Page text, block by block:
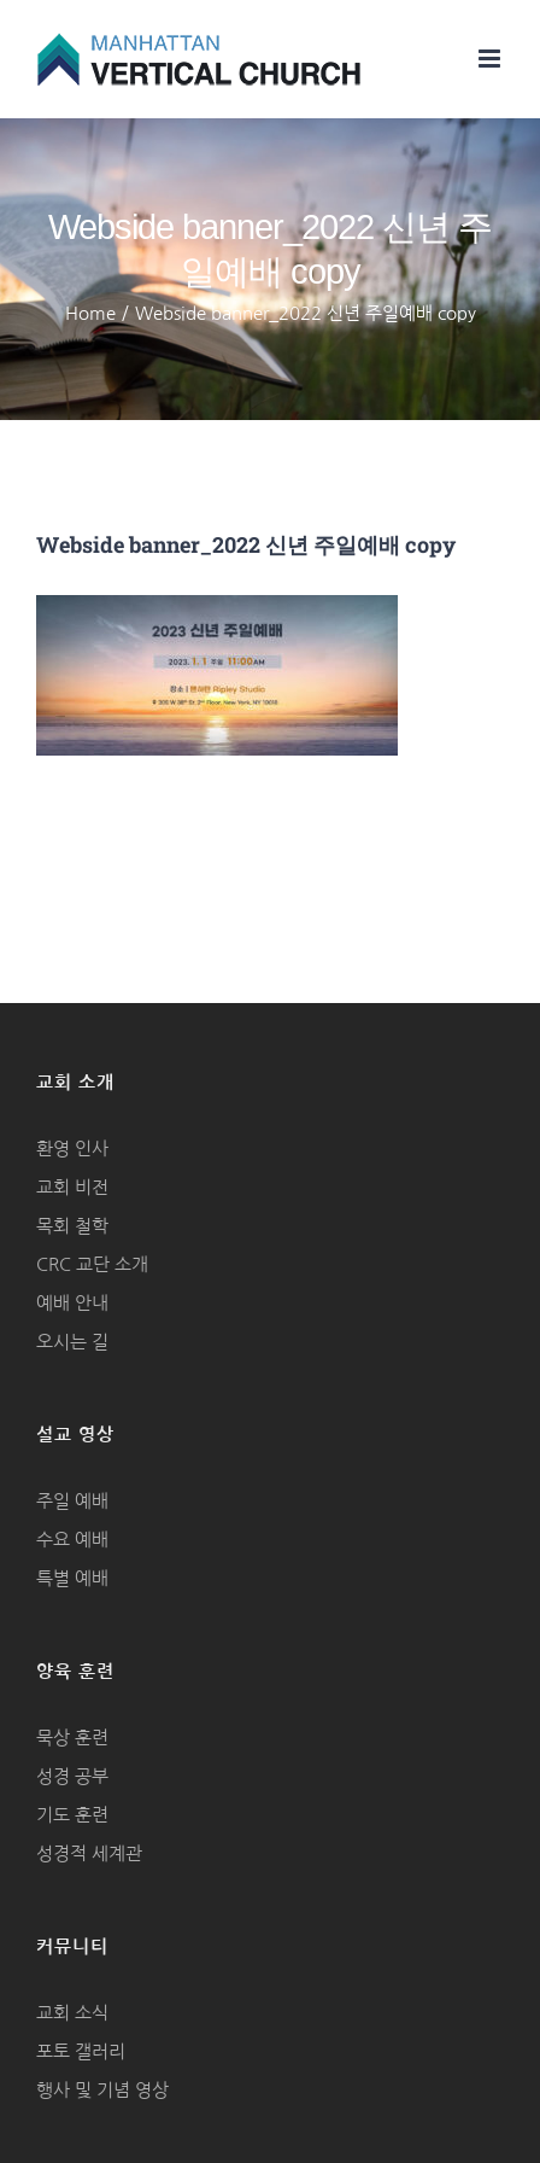
Webside banner_2022 신년 주
일예배 copy
Home / Webside banner_2022 신년 주일예배 copy
Webside banner_2022 신년 주일예배 copy
교회 소개
환영 인사
교회 비전
목회 철학
CRC 교단 소개
예배 안내
오시는 길
설교 영상
주일 예배
수요 예배
특별 예배
양육 훈련
묵상 훈련
성경 공부
기도 훈련
성경적 세계관
커뮤니티
교회 소식
포토 갤러리
행사 및 기념 영상